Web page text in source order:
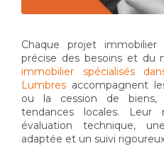
Chaque projet
précise des besoins et du
immobilier spécialisés
Lumbres accompagnent
ou la cession de
tendances locales. Leur
évaluation technique,
adaptée et un suivi